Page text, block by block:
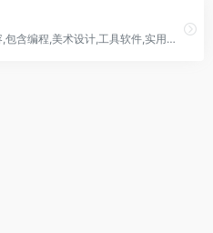
专注分享互联网最精品内容,包含编程,美术设计,工具软件,实用素材和资源,教程等几大分类的综合门户